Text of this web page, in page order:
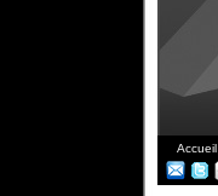
Accueil